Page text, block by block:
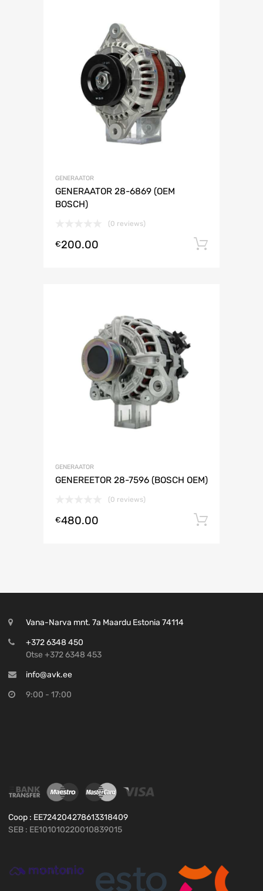
GENERAATOR
GENERAATOR 28-6869 (OEM
BOSCH)
(0 reviews)
€200.00
GENERAATOR
GENEREETOR 28-7596 (BOSCH OEM)
(0 reviews)
€480.00
Vana-Narva mnt. 7a Maardu Estonia 74114
+372 6348 450
Otse +372 6348 453
info@avk.ee
9:00 - 17:00
Coop : EE724204278613318409
SEB : EE101010220010839015